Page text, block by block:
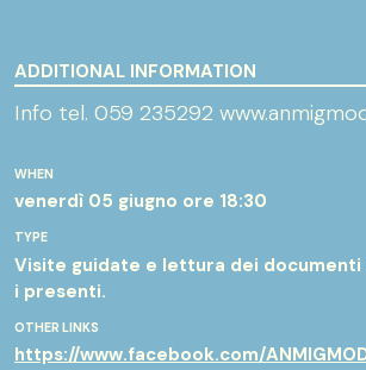
WHEN
venerdì 05 giugno ore 18:30
TYPE
Visite guidate e lettura dei documenti
i presenti.
OTHER LINKS
https://www.facebook.com/
ADDITIONAL INFORMATION
Info tel. 059 235292